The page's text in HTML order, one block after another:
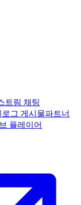
트림 채팅
로그 게시물파트너
플레이어